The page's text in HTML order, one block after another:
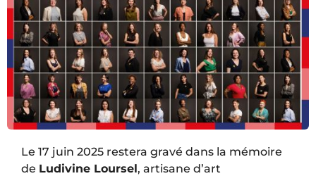
Le 17 juin 2025 restera gravé dans la mémoire
de Ludivine Loursel, artisane d’art